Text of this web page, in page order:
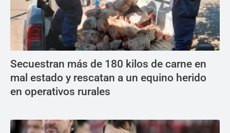
Secuestran más de 180 kilos de carne en
mal estado y rescatan a un equino herido
en operativos rurales